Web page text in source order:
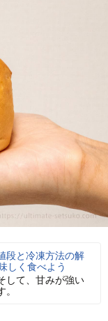
段と冷凍方法の解
しく食べよう
して、甘みが強い